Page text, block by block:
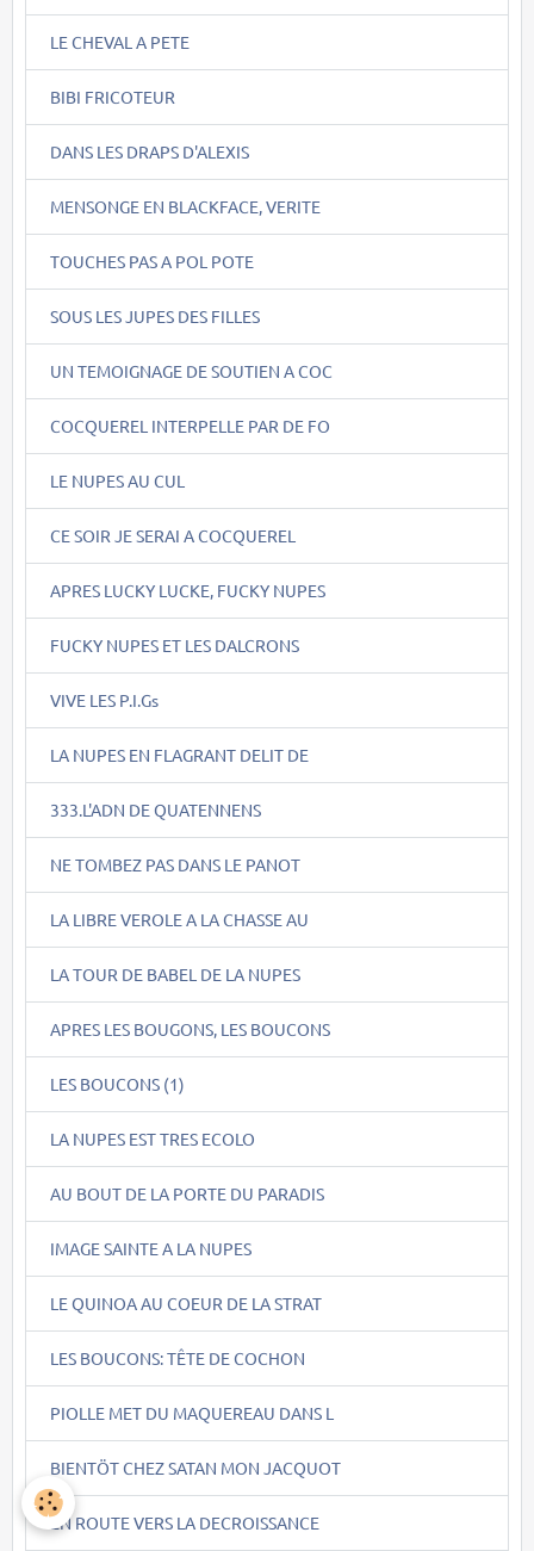
LE CHEVAL A PETE
BIBI FRICOTEUR
DANS LES DRAPS D'ALEXIS
MENSONGE EN BLACKFACE, VERITE
TOUCHES PAS A POL POTE
SOUS LES JUPES DES FILLES
UN TEMOIGNAGE DE SOUTIEN A COC
COCQUEREL INTERPELLE PAR DE FO
LE NUPES AU CUL
CE SOIR JE SERAI A COCQUEREL
APRES LUCKY LUCKE, FUCKY NUPES
FUCKY NUPES ET LES DALCRONS
VIVE LES P.I.Gs
LA NUPES EN FLAGRANT DELIT DE
333.L'ADN DE QUATENNENS
NE TOMBEZ PAS DANS LE PANOT
LA LIBRE VEROLE A LA CHASSE AU
LA TOUR DE BABEL DE LA NUPES
APRES LES BOUGONS, LES BOUCONS
LES BOUCONS (1)
LA NUPES EST TRES ECOLO
AU BOUT DE LA PORTE DU PARADIS
IMAGE SAINTE A LA NUPES
LE QUINOA AU COEUR DE LA STRAT
LES BOUCONS: TÊTE DE COCHON
PIOLLE MET DU MAQUEREAU DANS L
BIENTÖT CHEZ SATAN MON JACQUOT
EN ROUTE VERS LA DECROISSANCE